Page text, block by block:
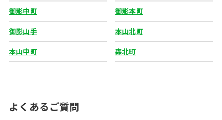
御影中町 御影本町
御影山手 本山北町
本山中町 森北町
よくあるご質問